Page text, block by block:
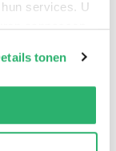
services. U
aanpassen
gegevens
tonen
an image of
to her
Patricia
of this